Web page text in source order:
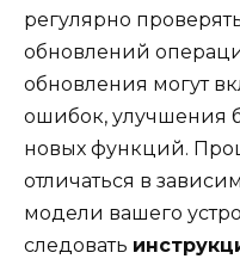
регулярно
обновлений
обновления могут
ошибок, улучшения
новых функций.
отличаться в
модели вашего
следовать